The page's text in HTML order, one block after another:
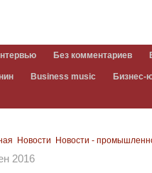
Без комментариев
Business music Бизнес-
Новости Новости -
2016